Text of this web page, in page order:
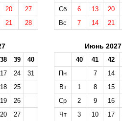
20
27
21 28
Сб
6 13 20
Вс
7 14 21
38 39
40
17 24
31
18
25
19
26
20 27
Июнь 2027
40 41 42
Пн
7 14
Вт
1 8 15
Ср
2 9 16
Чт
3 10 17